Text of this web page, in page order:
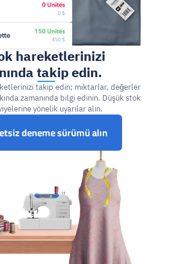
hareketlerinizi
takip edin.
takip edin; miktarlar, değerler
zamanında bilgi edinin. Düşük stok
yönelik uyarılar alın.
deneme sürümü alın